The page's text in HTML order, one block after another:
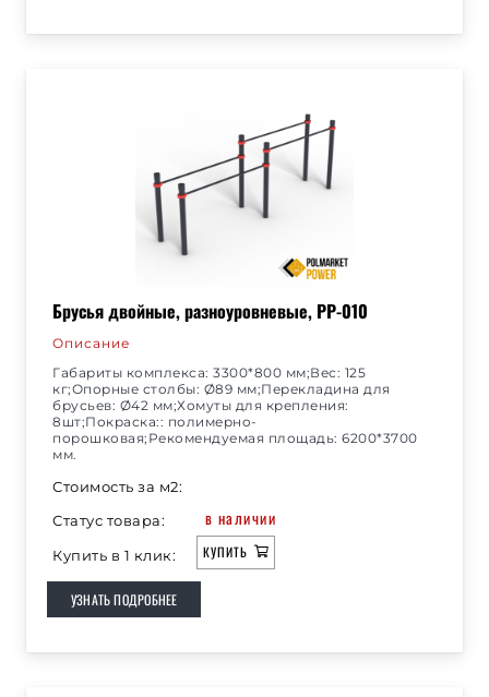
Брусья двойные, разноуровневые, РР-010
Описание
Габариты комплекса: 3300*800 мм;Вес: 125
кг;Опорные столбы: Ø89 мм;Перекладина для
брусьев: Ø42 мм;Хомуты для крепления:
8шт;Покраска:: полимерно-
порошковая;Рекомендуемая площадь: 6200*3700
мм.
Стоимость за м2:
Статус товара:
в наличии
Купить в 1 клик: КУПИТЬ
УЗНАТЬ ПОДРОБНЕЕ